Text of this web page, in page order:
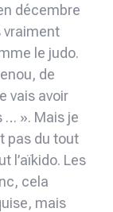
décembre
vraiment
le judo.
de
vais avoir
… ». Mais je
pas du tout
l’aïkido. Les
cela
mais